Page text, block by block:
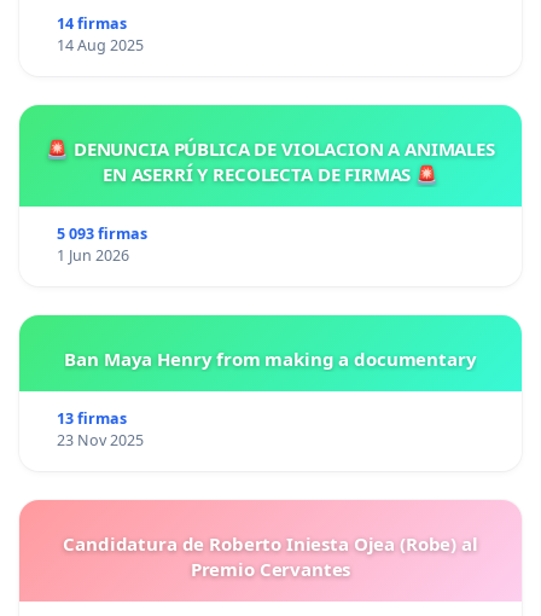
14 firmas
14 Aug 2025
🚨 DENUNCIA PÚBLICA DE VIOLACION A ANIMALES
EN ASERRÍ Y RECOLECTA DE FIRMAS 🚨
5 093 firmas
1 Jun 2026
Ban Maya Henry from making a documentary
13 firmas
23 Nov 2025
Candidatura de Roberto Iniesta Ojea (Robe) al
Premio Cervantes